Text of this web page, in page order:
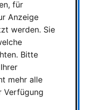
Tour
ON TOUR
Mit
und
zu den
für
Anzeige
werden. Sie
Bitte
mehr alle
Verfügung